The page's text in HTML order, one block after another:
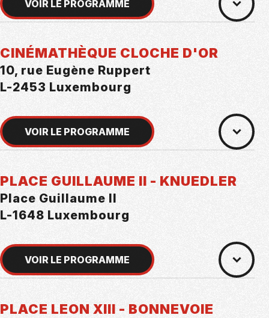
VOIR LE PROGRAMME
CINÉMATHÈQUE CLOCHE D'OR
10, rue Eugène Ruppert
L-2453 Luxembourg
VOIR LE PROGRAMME
PLACE GUILLAUME II - KNUEDLER
Place Guillaume II
L-1648 Luxembourg
VOIR LE PROGRAMME
PLACE LEON XIII - BONNEVOIE